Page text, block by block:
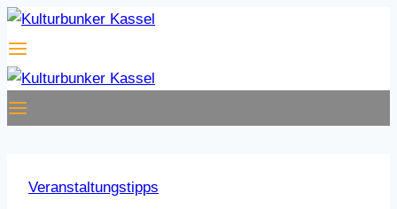
Zum
Inhalt
springen
Veranstaltungstipps